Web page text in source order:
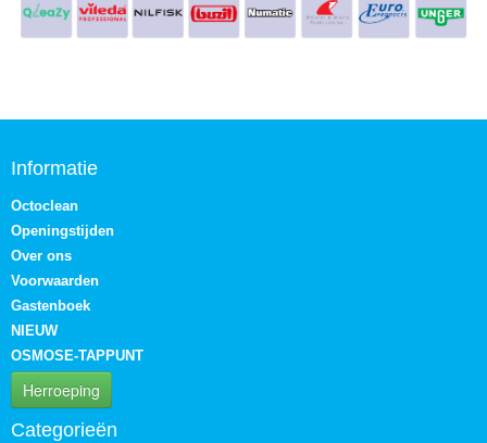
Informatie
Octoclean
Openingstijden
Over ons
Voorwaarden
Gastenboek
NIEUW
OSMOSE-TAPPUNT
Herroeping
Categorieën